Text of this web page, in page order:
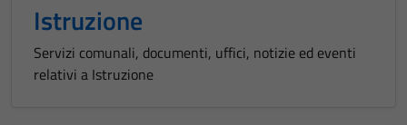
Istruzione
Servizi comunali, documenti, uffici, notizie ed eventi
relativi a Istruzione